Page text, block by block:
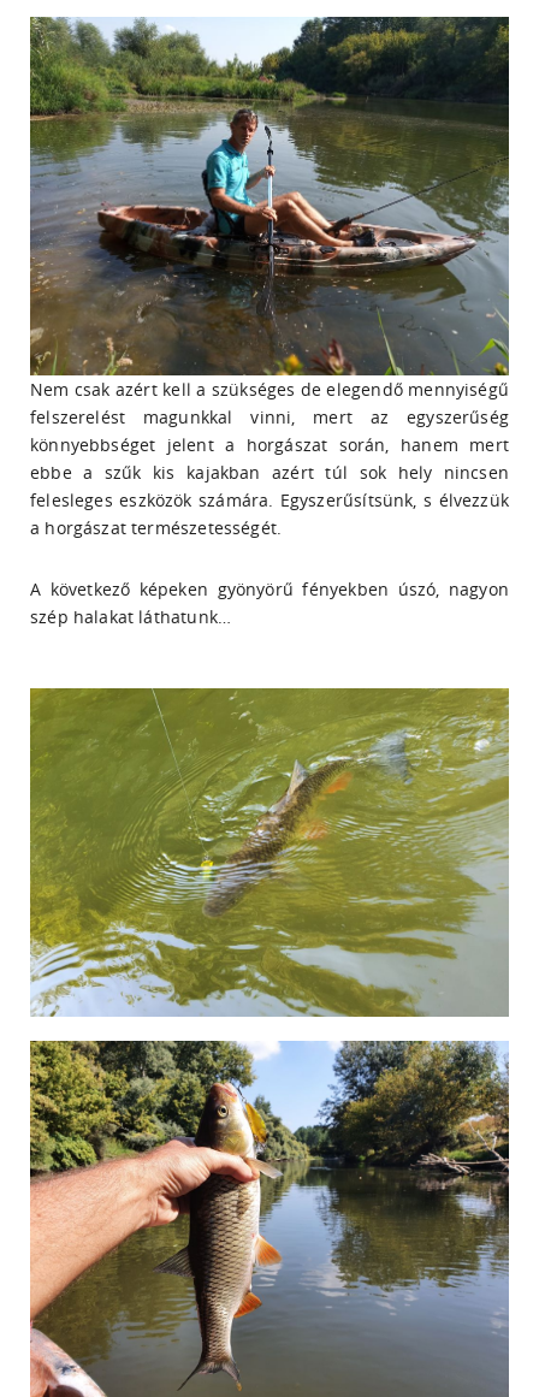
Nem csak azért kell a szükséges de elegendő mennyiségű
felszerelést magunkkal vinni, mert az egyszerűség
könnyebbséget jelent a horgászat során, hanem mert
ebbe a szűk kis kajakban azért túl sok hely nincsen
felesleges eszközök számára. Egyszerűsítsünk, s élvezzük
a horgászat természetességét.
A következő képeken gyönyörű fényekben úszó, nagyon
szép halakat láthatunk…